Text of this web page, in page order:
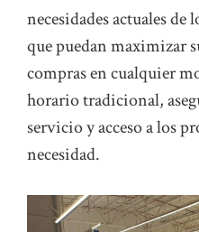
necesidades actuales
que puedan maximizar
compras en cualquier
horario tradicional,
servicio y acceso a los
necesidad.